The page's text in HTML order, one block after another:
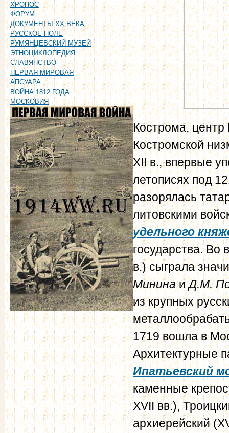
ХРОНОС
ФОРУМ
ДОКУМЕНТЫ XX ВЕКА
РУССКОЕ ПОЛЕ
РУМЯНЦЕВСКИЙ МУЗЕЙ
ЭТНОЦИКЛОПЕДИЯ
СЛАВЯНСТВО
ПЕРВАЯ МИРОВАЯ
АПСУАРА
ВОЙНА 1812 ГОДА
МОСКОВИЯ
Кострома, центр
Костромской
XII в., впервые
летописях под
разорялась
литовскими
удельного
государства. Во
в.) сыграла
МининаиД.М.
из крупных
1719 вошла в
Архитектурные
Ипатьевский
каменные
XVII вв.),
архиерейский